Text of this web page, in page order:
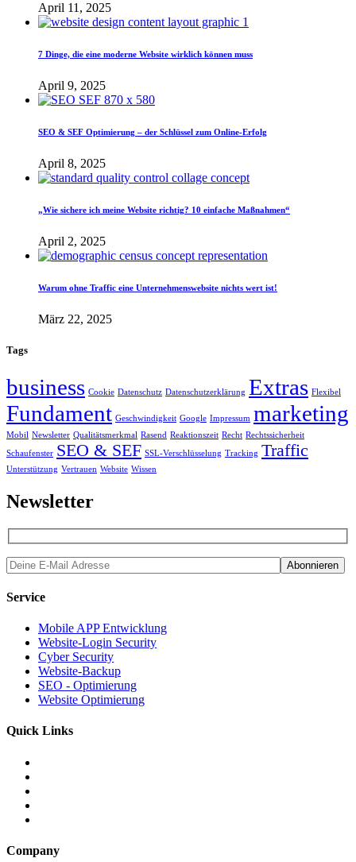
April 11, 2025
7 Dinge, die eine moderne Website wirklich können muss
April 9, 2025
SEO & SEF Optimierung – der Schlüssel zum Online-Erfolg
April 8, 2025
„Wie sichere ich meine Website richtig? 10 einfache Maßnahmen“
April 2, 2025
Warum ohne Traffic eine Unternehmenswebsite nichts wert ist!
März 22, 2025
Tags
business Cookie Datenschutz Datenschutzerklärung Extras Flexibel
Fundament Geschwindigkeit Google Impressum marketing
Mobil Newsletter Qualitätsmerkmal Rasend Reaktionszeit Recht Rechtssicherheit
Schaufenster SEO & SEF SSL-Verschlüsselung Tracking Traffic
Unterstützung Vertrauen Website Wissen
Newsletter
Service
Mobile APP Entwicklung
Website-Login Security
Cyber Security
Website-Backup
SEO - Optimierung
Website Optimierung
Quick Links
Company